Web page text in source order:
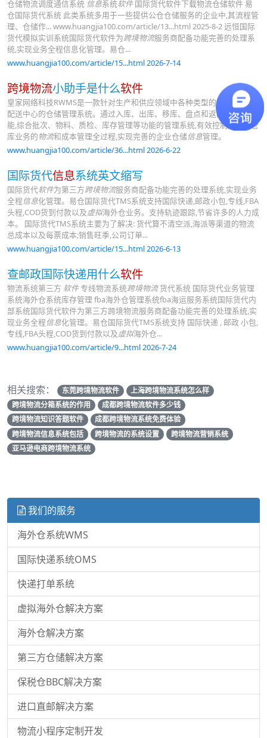
仓储物流调度通信系统 信息系统软件国际货代软件下载物流仓储软件 易
仓国际货代系统 此类系统多用于一些提供公仓仓储服务的企业中,其流程管
理、仓储作... www.huangjia100.com/article/13...html 2025-8-2 远恒国际
货代模拟实训系统国际货代软件为跨境物流服务商配备功能完善的处理系
统,实现业务全程信息化管理。易仓...
www.huangjia100.com/article/15...html 2026-7-14
跨境物流小助手是什么软件
皇家网络科技RWMS是一款针对生产和供应领域中各种类型的储存仓库和
配送中心的仓储管理系统。通过入库、出库、移库、盘点和返配管理等功
能,综合批次、物料、质检、库存管理等功能的管理系统,有效控制并跟踪仓
库业务的物流和成本管理全过程,实现完善的企业仓储信息管理。
www.huangjia100.com/article/36...html 2026-6-22
国际货代信息系统英文缩写
国际货代软件为第三方跨境物流服务商配备功能完善的处理系统,实现业务
全程信息化管理。易仓国际货代TMS系统支持国际快递,邮政小包,专线,FBA
头程,COD货到付款以及虚拟海外仓业务。支持轨迹跟踪,节省许多的人力成
本。 国际货代TMS系统主要为了解决: 货代算不清空派,海派等渠道的物流
总成本以及每票成本;销售旺季,公司订单...
www.huangjia100.com/article/15...html 2026-6-13
查邮政国际快递用什么软件
物流系统第三方 软件专线物流系统跨境物流货代系统 国际货代业务管理
系统海外仓系统库存管理 fba海外仓管理系统fba海运服务系统国际货代内
部系统国际货代软件为第三方跨境物流服务商配备功能完善的处理系统,实
现业务全程信息化管理。易仓国际货代TMS系统支持 国际快递 , 邮政 小包,
专线,FBA头程,COD货到付款以及虚拟海外仓...
www.huangjia100.com/article/9...html 2026-7-24
相关搜索： 东莞跨境物流软件
上海跨境物流系统怎么样
跨境物流分箱系统的作用
成都跨境物流软件多少钱
跨境物流知识答题软件
成都跨境物流系统免费体验
跨境物流信息系统包括
跨境物流的系统设置
跨境物流营销系统
亚马逊电商跨境物流系统
我们的服务
海外仓系统WMS
国际快递系统OMS
快递打单系统
虚拟海外仓解决方案
海外仓解决方案
第三方仓储解决方案
保税仓BBC解决方案
进口直邮解决方案
物流小程序定制开发